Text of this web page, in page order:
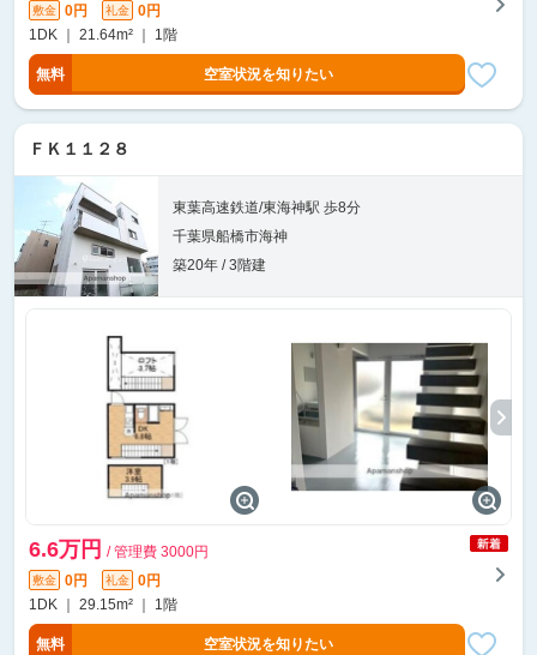
敷金 0円 礼金
0円
1DK ｜ 21.64m² ｜ 1階
無料 空室状況を知りたい
ＦＫ１１２８
東葉高速鉄道/東海神駅 歩8分
千葉県船橋市海神
築20年 / 3階建
6.6万円 / 管理費 3000円
敷金 0円 礼金
0円
1DK ｜ 29.15m² ｜ 1階
無料 空室状況を知りたい